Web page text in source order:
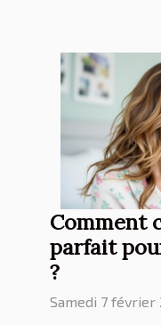
Comment
parfait
?
Samedi 7 février